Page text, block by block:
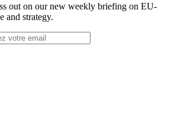
out on our new weekly briefing on EU-
and strategy.